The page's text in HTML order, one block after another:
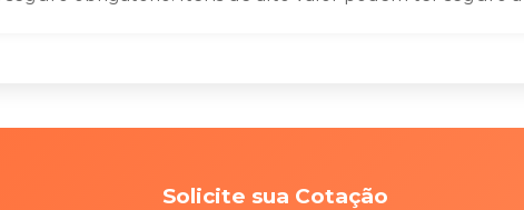
Solicite sua Cotação